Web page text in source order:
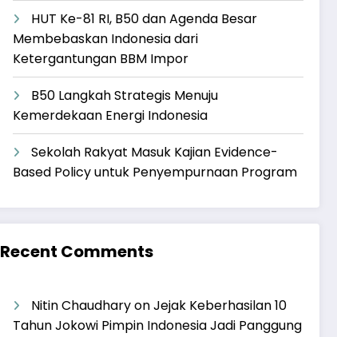
HUT Ke-81 RI, B50 dan Agenda Besar
Membebaskan Indonesia dari
Ketergantungan BBM Impor
B50 Langkah Strategis Menuju
Kemerdekaan Energi Indonesia
Sekolah Rakyat Masuk Kajian Evidence-
Based Policy untuk Penyempurnaan Program
Recent Comments
Nitin ChaudharyonJejak Keberhasilan 10
Tahun Jokowi Pimpin Indonesia Jadi Panggung